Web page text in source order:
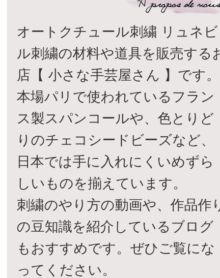
オートクチュール刺繍 リュネビ
ル刺繍の材料や道具を販売する
店【 小さな手芸屋さん 】です。
本場パリで使われているフラン
ス製スパンコールや、色とりど
りのチェコシードビーズなど、
日本では手に入れにくいめずら
しいものを揃えています。
刺繍のやり方の動画や、作品作
の豆知識を紹介しているブログ
もおすすめです。ぜひご覧にな
ってください。